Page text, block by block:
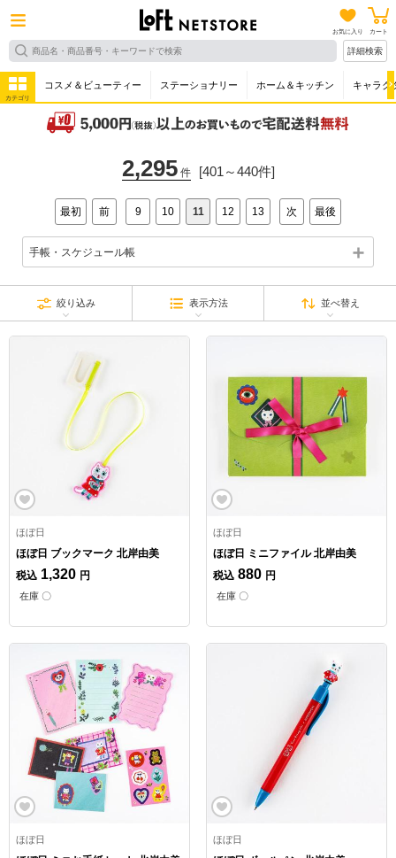
お気に入り カート
詳細検索
カテゴリ
コスメ＆ビューティー ステーショナリー ホーム＆キッチン キャラク
2,295件 [401～440件]
最初 前 9 10 11 12 13 次 最後
手帳・スケジュール帳
絞り込み 表示方法 並べ替え
ほぼ日
ほぼ日 ブックマーク 北岸由美
税込 1,320 円
在庫 〇
ほぼ日
ほぼ日 ミニファイル 北岸由美
税込 880 円
在庫 〇
ほぼ日 ほぼ日